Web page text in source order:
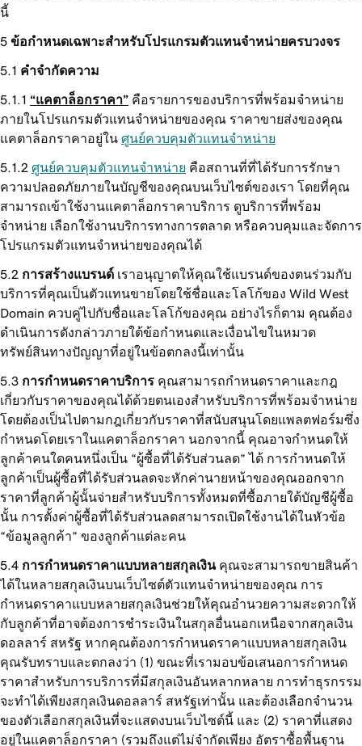
นี้
ข้อกำหนดเฉพาะสำหรับโปรแกรมตัวแทนจำหน่ายครบวงจร
คำจำกัดความ
“แคตาล็อกราคา” คือรายการของบริการที่พร้อมจำหน่าย
ภายในโปรแกรมตัวแทนจำหน่ายของคุณ ราคาขายส่งของคุณ
แคตาล็อกราคาอยู่ใน ศูนย์ควบคุมตัวแทนจำหน่าย
ศูนย์ควบคุมตัวแทนจำหน่าย คือสถานที่ที่ได้รับการรักษา
ความปลอดภัยภายในบัญชีของคุณบนเว็บไซต์ของเรา โดยที่คุณ
สามารถเข้าใช้งานแคตาล็อกราคาบริการ ดูบริการที่พร้อม
จำหน่าย เลือกใช้งานบริการทางการตลาด หรือควบคุมและจัดการ
โปรแกรมตัวแทนจำหน่ายของคุณได้
การสร้างแบรนด์ เราอนุญาตให้คุณใช้แบรนด์ของตนร่วมกับ
บริการที่คุณเป็นตัวแทนขายโดยใช้ชื่อและโลโก้ของ Wild West
Domain ควบคู่ไปกับชื่อและโลโก้ของคุณ อย่างไรก็ตาม คุณต้อง
ดำเนินการดังกล่าวภายใต้ข้อกำหนดและเงื่อนไขในหมวด
ทรัพย์สินทางปัญญาที่อยู่ในข้อตกลงนี้เท่านั้น
การกำหนดราคาบริการ คุณสามารถกำหนดราคาและกฎ
เกี่ยวกับราคาของคุณได้ด้วยตนเองสำหรับบริการที่พร้อมจำหน่าย
โดยต้องเป็นไปตามกฎเกี่ยวกับราคาที่สนับสนุนโดยแพลตฟอร์มซึ่ง
กำหนดโดยเราในแคตาล็อกราคา นอกจากนี้ คุณอาจกำหนดให้
ลูกค้าคนใดคนหนึ่งเป็น “ผู้ซื้อที่ได้รับส่วนลด” ได้ การกำหนดให้
ลูกค้าเป็นผู้ซื้อที่ได้รับส่วนลดจะหักค่านายหน้าของคุณออกจาก
ราคาที่ลูกค้าผู้นั้นจ่ายสำหรับบริการทั้งหมดที่ซื้อภายใต้บัญชีผู้ซื้อ
นั้น การตั้งค่าผู้ซื้อที่ได้รับส่วนลดสามารถเปิดใช้งานได้ในหัวข้อ
“ข้อมูลลูกค้า” ของลูกค้าแต่ละคน
การกำหนดราคาแบบหลายสกุลเงินคุณจะสามารถขายสินค้า
ได้ในหลายสกุลเงินบนเว็บไซต์ตัวแทนจำหน่ายของคุณ การ
กำหนดราคาแบบหลายสกุลเงินช่วยให้คุณอำนวยความสะดวกให้
กับลูกค้าที่อาจต้องการชำระเงินในสกุลอื่นนอกเหนือจากสกุลเงิน
ดอลลาร์ สหรัฐ หากคุณต้องการกำหนดราคาแบบหลายสกุลเงิน
คุณรับทราบและตกลงว่า (1) ขณะที่เรามอบข้อเสนอการกำหนด
ราคาสำหรับการบริการที่มีสกุลเงินอันหลากหลาย การทำธุรกรรม
จะทำได้เพียงสกุลเงินดอลลาร์ สหรัฐเท่านั้น และต้องเลือกจำนวน
ของตัวเลือกสกุลเงินที่จะแสดงบนเว็บไซต์นี้ และ (2) ราคาที่แสดง
อยู่ในแคตาล็อกราคา (รวมถึงแต่ไม่จำกัดเพียง อัตราซื้อพื้นฐาน